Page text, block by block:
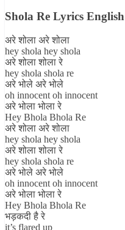
Shola Re Lyrics
अरे शोला अरे शोला
hey shola hey shola
अरे शोला शोला रे
hey shola shola re
अरे भोले अरे भोले
oh innocent oh innocent
अरे भोला भोला रे
Hey Bhola Bhola Re
अरे शोला अरे शोला
hey shola hey shola
अरे शोला शोला रे
hey shola shola re
अरे भोले अरे भोले
oh innocent oh innocent
अरे भोला भोला रे
Hey Bhola Bhola Re
भड़कदी है रे
it’s flared up